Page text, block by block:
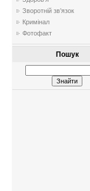
Зворотній зв’язок
Кримінал
Фотофакт
Пошук